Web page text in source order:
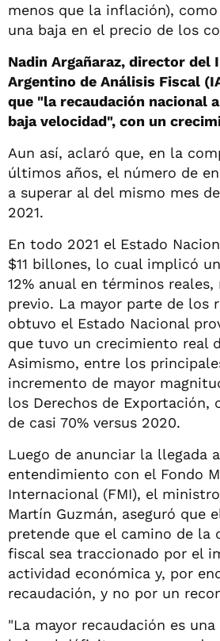
menos que la inflación),
una baja en el precio de los
Nadin Argañaraz, director del
Argentino de Análisis Fiscal
que "la recaudación nacional
baja velocidad", con un
Aun así, aclaró que, en la
últimos años, el número de
a superar al del mismo mes
2021.
En todo 2021 el Estado
$11 billones, lo cual implicó
12% anual en términos
previo. La mayor parte de los
obtuvo el Estado Nacional
que tuvo un crecimiento real
Asimismo, entre los
incremento de mayor
los Derechos de Exportación,
de casi 70% versus 2020.
Luego de anunciar la llegada
entendimiento con el Fondo
Internacional (FMI), el
Martín Guzmán, aseguró que
pretende que el camino de la
fiscal sea traccionado por el
actividad económica y, por
recaudación, y no por un
"La mayor recaudación es